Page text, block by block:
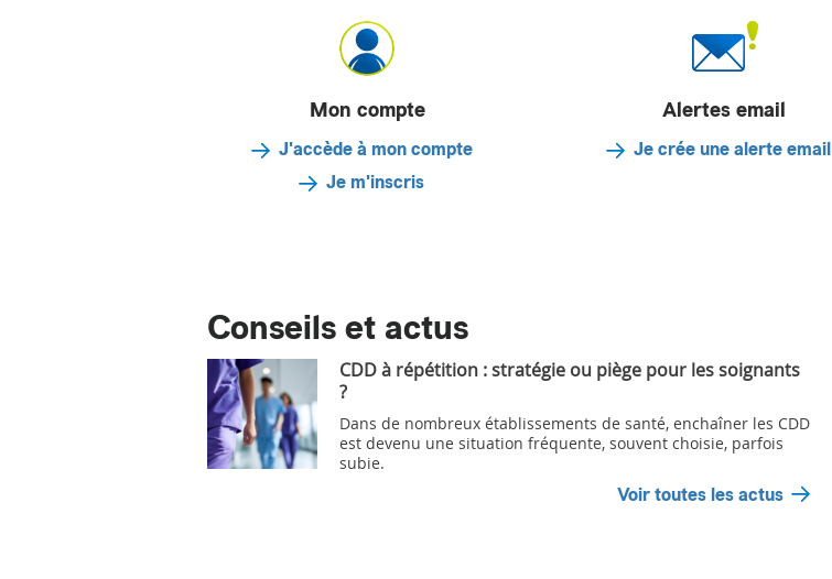
Mon compte
J'accède à mon compte
Je m'inscris
Alertes email
Je crée une alerte email
Conseils et actus
CDD à répétition : stratégie ou piège pour les soignants
?
Dans de nombreux établissements de santé, enchaîner les CDD
est devenu une situation fréquente, souvent choisie, parfois
subie.
Voir toutes les actus